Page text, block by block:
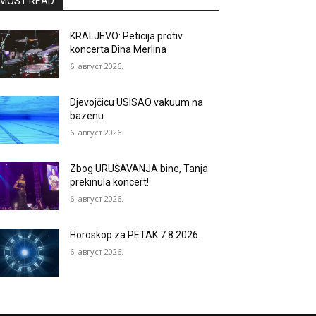
KRALJEVO: Peticija protiv
koncerta Dina Merlina
6. август 2026.
Djevojčicu USISAO vakuum na
bazenu
6. август 2026.
Zbog URUŠAVANJA bine, Tanja
prekinula koncert!
6. август 2026.
Horoskop za PETAK 7.8.2026.
6. август 2026.